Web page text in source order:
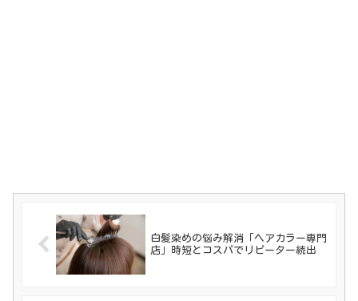
白髪染めの悩み解消「ヘアカラー専門
店」時短とコスパでリピーター続出